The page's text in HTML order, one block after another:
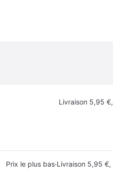
Livraison 5,95 €,
Prix le plus bas·Livraison 5,95 €,